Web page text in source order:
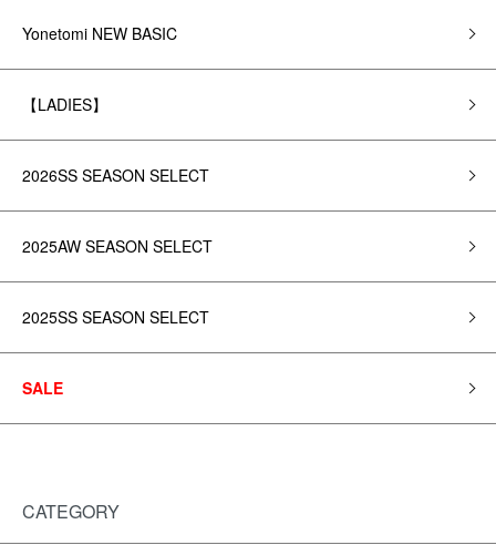
Yonetomi NEW BASIC
【LADIES】
2026SS SEASON SELECT
2025AW SEASON SELECT
2025SS SEASON SELECT
SALE
CATEGORY